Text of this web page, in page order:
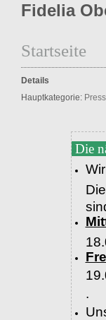
Fidelia
Startseite
Details
Hauptkategorie:
Die
.